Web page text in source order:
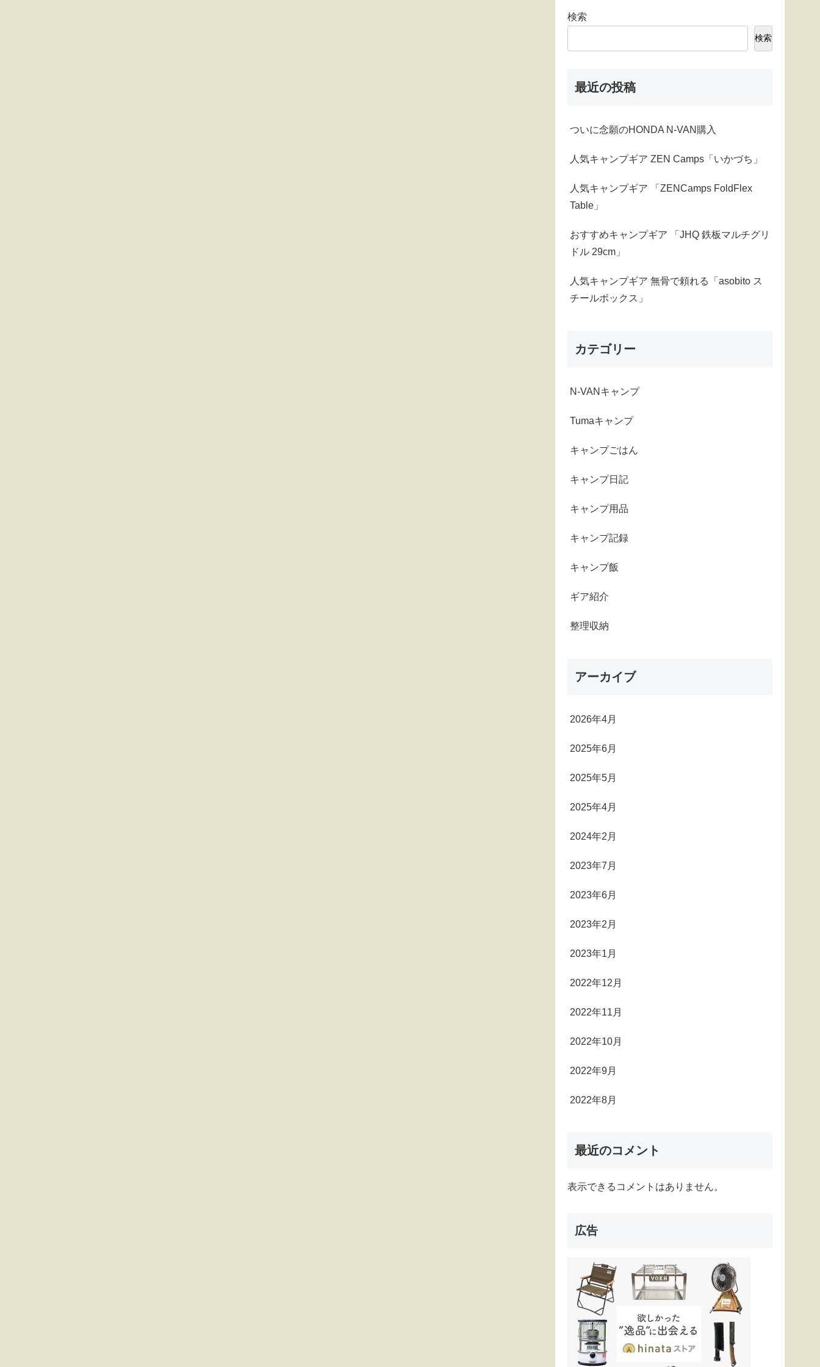
検索
検索
最近の投稿
ついに念願のHONDA N-VAN購入
人気キャンプギア ZEN Camps「いかづち」
人気キャンプギア 「ZENCamps FoldFlex
Table」
おすすめキャンプギア 「JHQ 鉄板マルチグリ
ドル 29cm」
人気キャンプギア 無骨で頼れる「asobito ス
チールボックス」
カテゴリー
N-VANキャンプ
Tumaキャンプ
キャンプごはん
キャンプ日記
キャンプ用品
キャンプ記録
キャンプ飯
ギア紹介
整理収納
アーカイブ
2026年4月
2025年6月
2025年5月
2025年4月
2024年2月
2023年7月
2023年6月
2023年2月
2023年1月
2022年12月
2022年11月
2022年10月
2022年9月
2022年8月
最近のコメント
表示できるコメントはありません。
広告